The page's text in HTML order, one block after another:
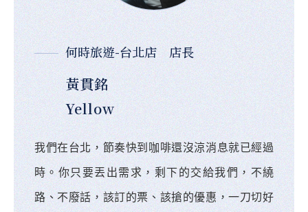
何時旅遊-台北店 店長
黃貫銘
Yellow
我們在台北，節奏快到咖啡還沒涼消息就已經過
時。你只要丟出需求，剩下的交給我們，不繞
路、不廢話，該訂的票、該搶的優惠，一刀切好